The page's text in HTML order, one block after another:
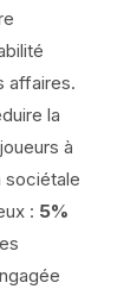
affaires.
la
à
sociétale
: 5%